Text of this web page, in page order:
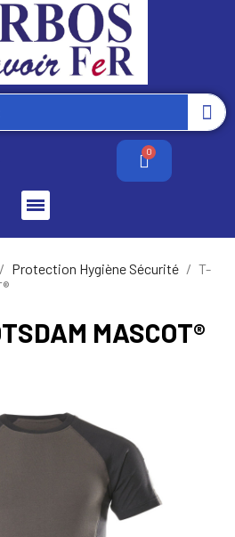
Protection Hygiène Sécurité
T-
MASCOT®